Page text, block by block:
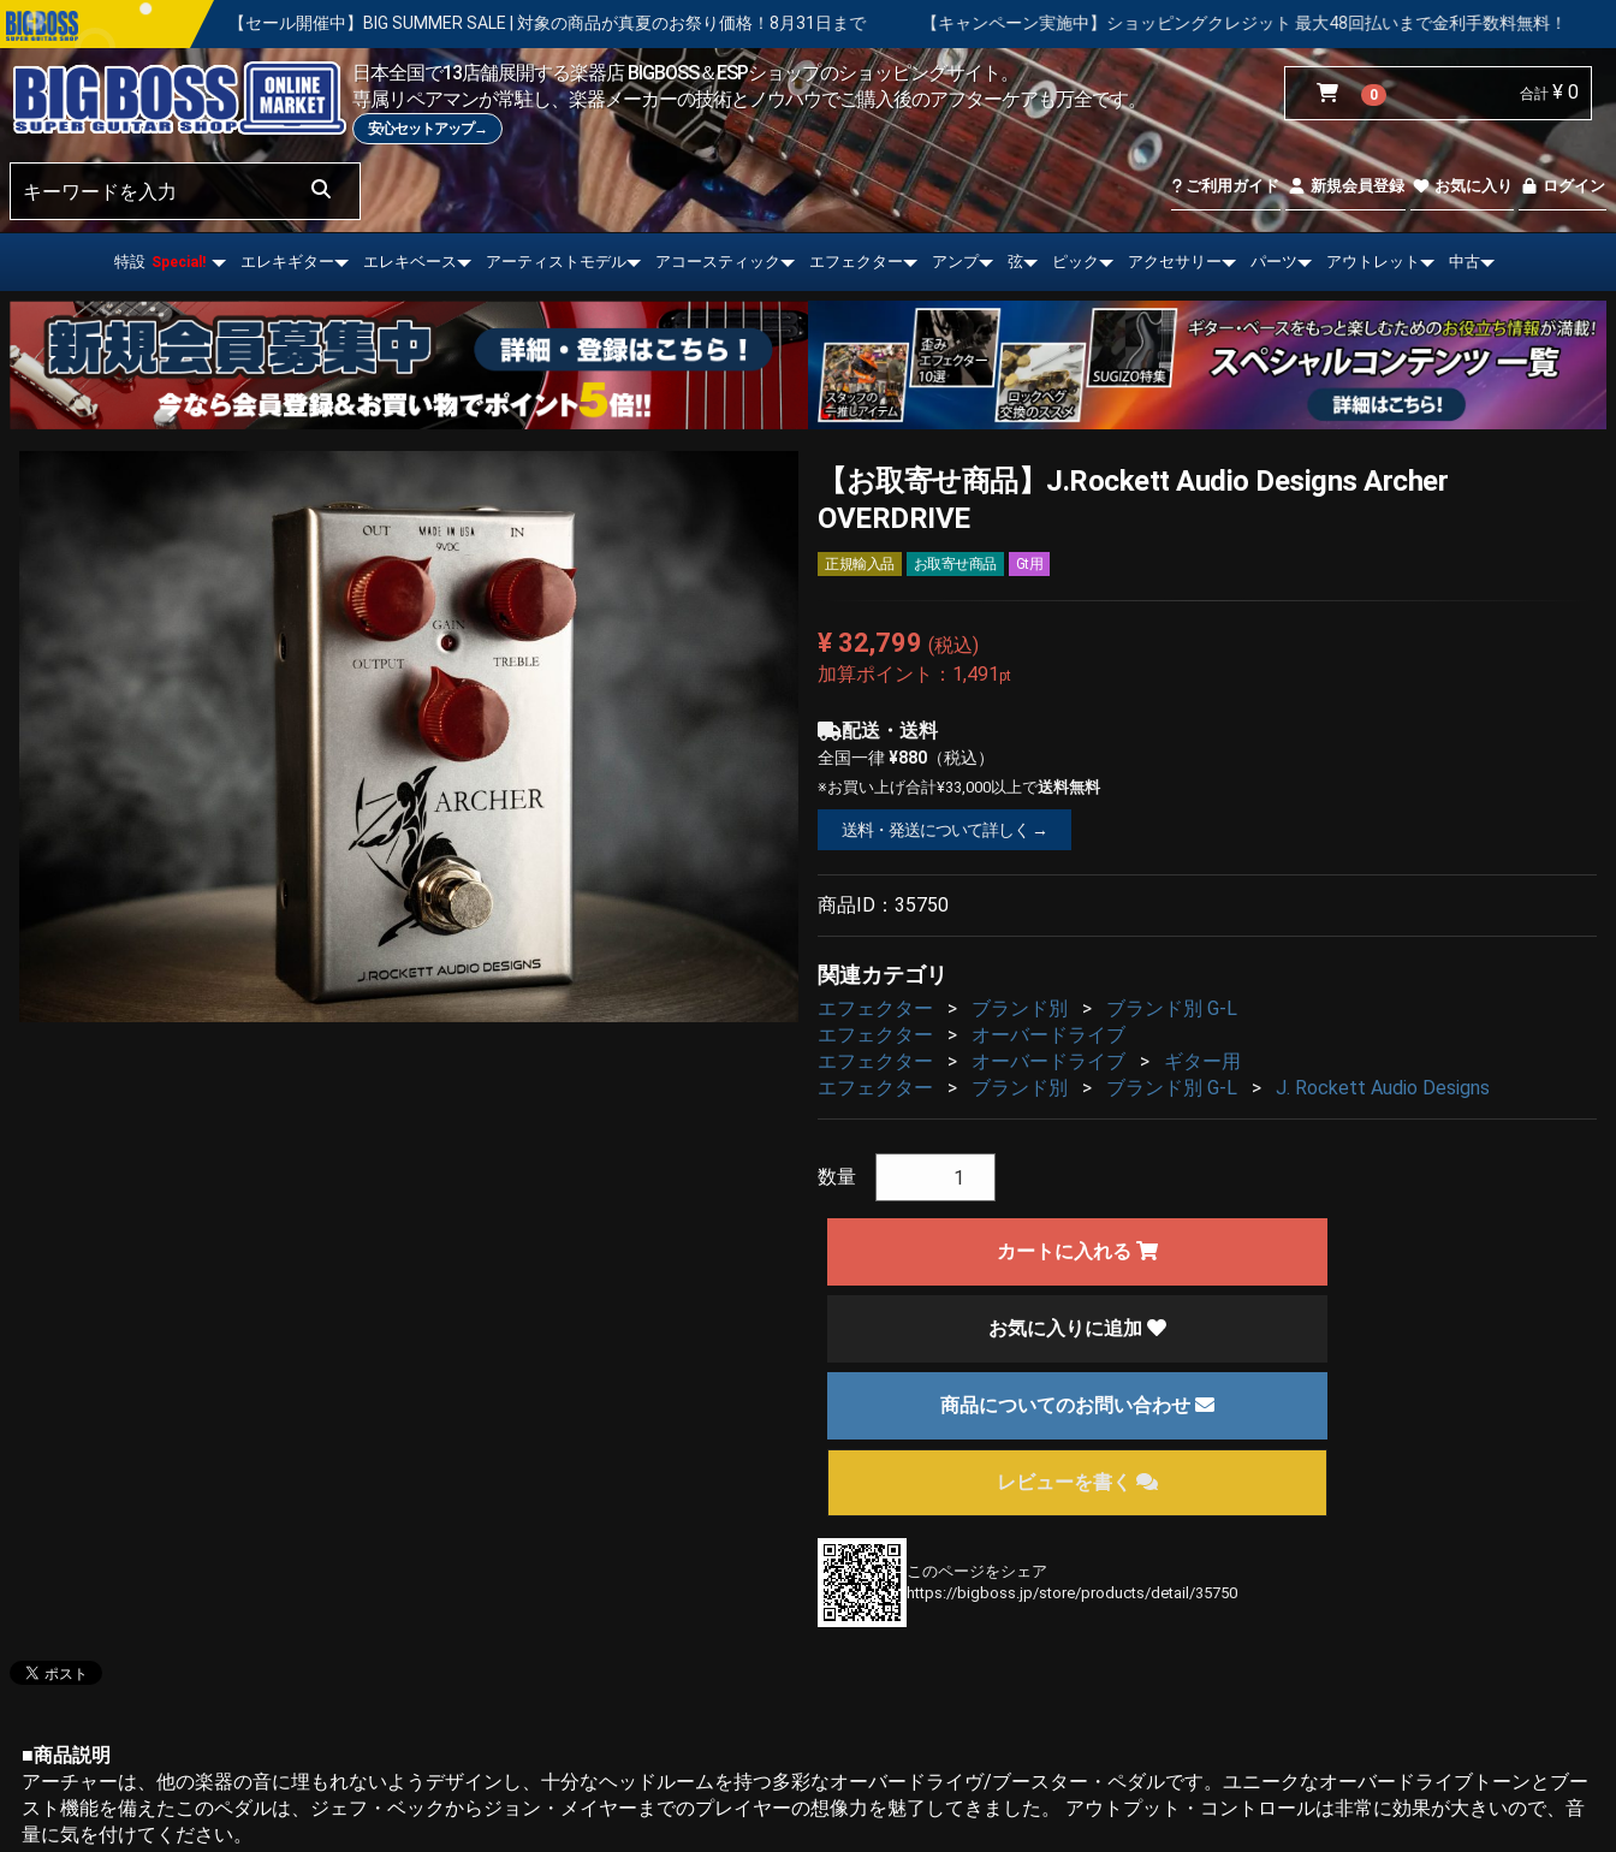
【セール開催中】BIG SUMMER SALE | 対象の商品が真夏のお祭り価格！8月31日まで 【キャンペーン実施中】ショッピングクレジット 最大48回払いまで金利手数料無料！ 【中古市場】エレキギタ
おすすめ情報!
日本全国で13店舗展開する楽器店 BIGBOSS＆ESPショップのショッピングサイト。
専属リペアマンが常駐し、楽器メーカーの技術とノウハウでご購入後のアフターケアも万全です。
安心セットアップ→
0 合計 ¥ 0
ご利用ガイド 新規会員登録 お気に入り ログイン
特設 Special! エレキギター エレキベース アーティストモデル アコースティック エフェクター アンプ 弦 ピック アクセサリー パーツ アウトレット 中古
【お取寄せ商品】J.Rockett Audio Designs Archer
OVERDRIVE
正規輸入品 お取寄せ商品 Gt用
¥ 32,799 (税込)
加算ポイント： 1,491pt
配送・送料
全国一律¥880 （税込）
※お買い上げ合計¥33,000以上で送料無料
送料・発送について詳しく →
商品ID： 35750
関連カテゴリ
エフェクター ブランド別
ブランド別 G-L
エフェクター
オーバードライブ
エフェクター
オーバードライブ
ギター用
エフェクター
ブランド別 ブランド別 G-L J. Rockett Audio Designs
数量
カートに入れる
お気に入りに追加
商品についてのお問い合わせ
レビューを書く
このページをシェア
https://bigboss.jp/store/products/detail/35750
■商品説明
アーチャーは、他の楽器の音に埋もれないようデザインし、十分なヘッドルームを持つ多彩なオーバードライヴ/ブースター・ペダルです。ユニークなオーバードライブトーンとブー
スト機能を備えたこのペダルは、ジェフ・ベックからジョン・メイヤーまでのプレイヤーの想像力を魅了してきました。 アウトプット・コントロールは非常に効果が大きいので、音
量に気を付けてください。